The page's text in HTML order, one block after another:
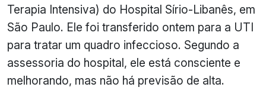
Terapia Intensiva) do Hospital Sírio-Libanês, em
São Paulo. Ele foi transferido ontem para a UTI
para tratar um quadro infeccioso. Segundo a
assessoria do hospital, ele está consciente e
melhorando, mas não há previsão de alta.